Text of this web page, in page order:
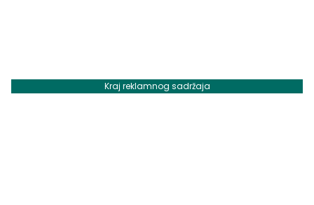
Kraj reklamnog sadržaja